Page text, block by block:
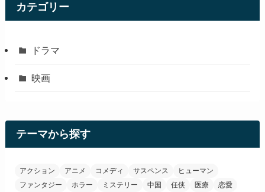
カテゴリー
ドラマ
映画
テーマから探す
アクション アニメ コメディ サスペンス
ヒューマン
ファンタジー
ホラー ミステリー 中国 任侠 医療
恋愛